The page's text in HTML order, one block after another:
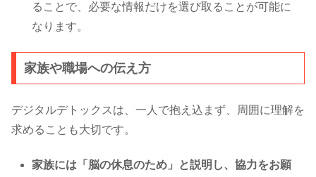
ることで、必要な情報だけを選び取ることが可能に
なります。
家族や職場への伝え方
デジタルデトックスは、一人で抱え込まず、周囲に理解を
求めることも大切です。
家族には「脳の休息のため」と説明し、協力をお願